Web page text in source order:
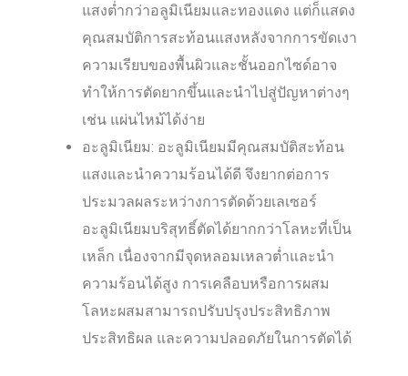
แสงต่ำกว่าอลูมิเนียมและทองแดง แต่ก็แสดง
คุณสมบัติการสะท้อนแสงหลังจากการขัดเงา
ความเรียบของพื้นผิวและชั้นออกไซด์อาจ
ทำให้การตัดยากขึ้นและนำไปสู่ปัญหาต่างๆ
เช่น แผ่นไหม้ได้ง่าย
อะลูมิเนียม: อะลูมิเนียมมีคุณสมบัติสะท้อน
แสงและนำความร้อนได้ดี จึงยากต่อการ
ประมวลผลระหว่างการตัดด้วยเลเซอร์
อะลูมิเนียมบริสุทธิ์ตัดได้ยากกว่าโลหะที่เป็น
เหล็ก เนื่องจากมีจุดหลอมเหลวต่ำและนำ
ความร้อนได้สูง การเคลือบหรือการผสม
โลหะผสมสามารถปรับปรุงประสิทธิภาพ
ประสิทธิผล และความปลอดภัยในการตัดได้